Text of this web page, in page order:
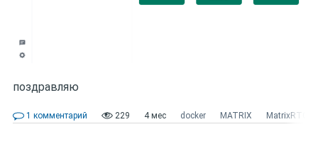
поздравляю
1 комментарий 229 4 мес docker MATRIX MatrixRTC